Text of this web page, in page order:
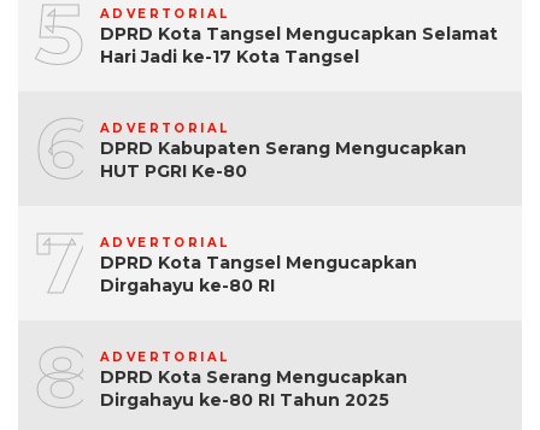
5 ADVERTORIAL
DPRD Kota Tangsel Mengucapkan Selamat
Hari Jadi ke-17 Kota Tangsel
6 ADVERTORIAL
DPRD Kabupaten Serang Mengucapkan
HUT PGRI Ke-80
7 ADVERTORIAL
DPRD Kota Tangsel Mengucapkan
Dirgahayu ke-80 RI
8 ADVERTORIAL
DPRD Kota Serang Mengucapkan
Dirgahayu ke-80 RI Tahun 2025